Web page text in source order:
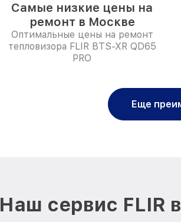
Самые низкие цены на
ремонт в Москве
Оптимальные цены на ремонт
тепловизора FLIR BTS-XR QD65
PRO
Еще
Наш сервис FLIR